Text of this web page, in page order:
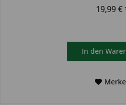
19,99 €
In den